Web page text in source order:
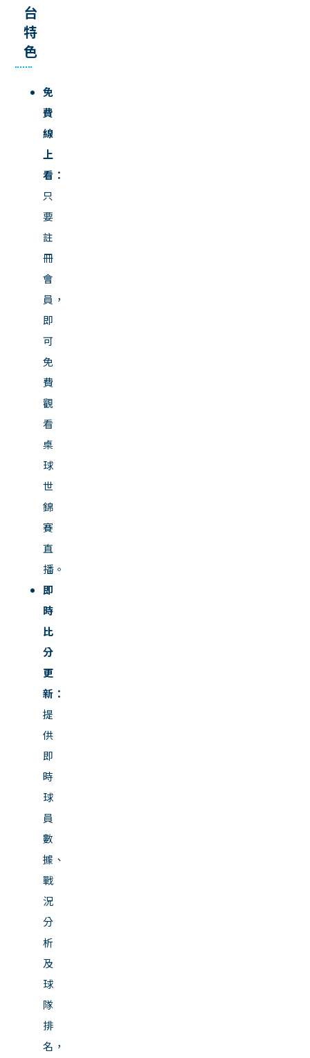
台
特
色
免
費
線
上
看：
只
要
註
冊
會
員，
即
可
免
費
觀
看
桌
球
世
錦
賽
直
播。
即
時
比
分
更
新：
提
供
即
時
球
員
數
據、
戰
況
分
析
及
球
隊
排
名，